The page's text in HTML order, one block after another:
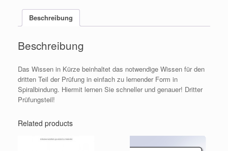
quantityBeschreibung
Beschreibung
Das Wissen in Kürze beinhaltet das notwendige Wissen für den
dritten Teil der Prüfung in einfach zu lernender Form in
Spiralbindung. Hiermit lernen Sie schneller und genauer! Dritter
Prüfungsteil!
Related products